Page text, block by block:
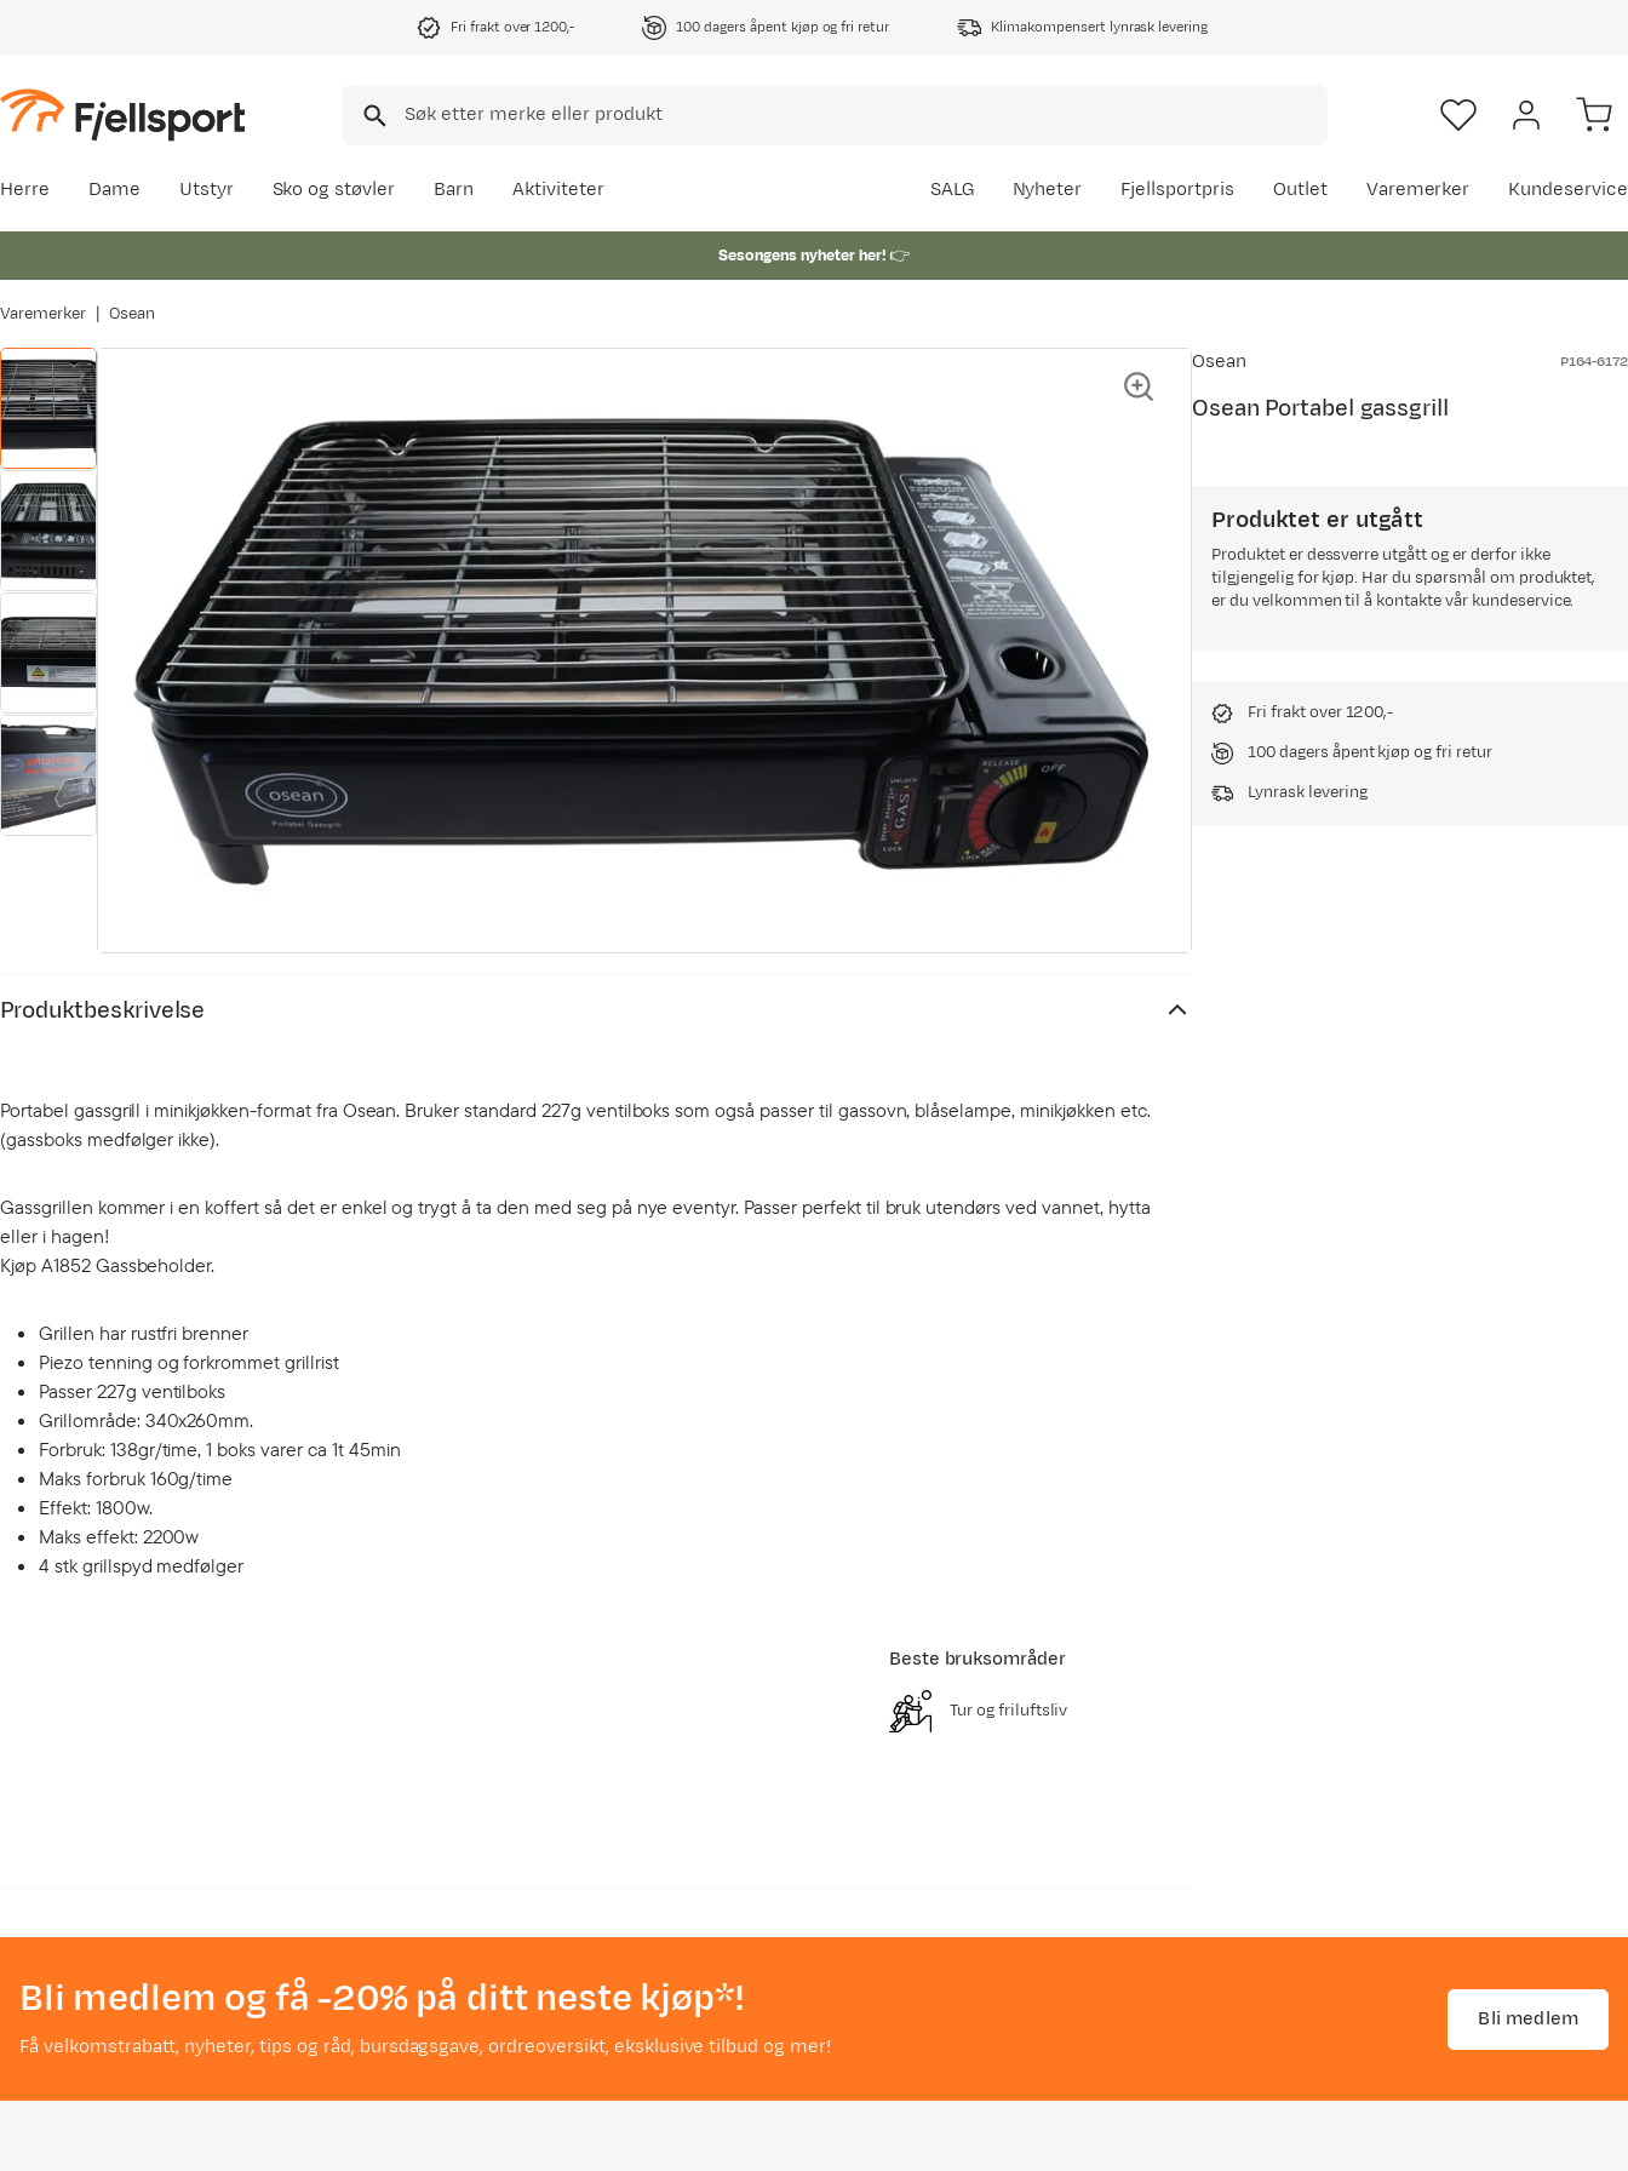
Fri frakt over 1200,- 100 dagers åpent kjøp og fri retur Klimakompensert lynrask levering
Herre Dame Utstyr Sko og støvler Barn Aktiviteter SALG Nyheter Fjellsportpris Outlet Varemerker Kundeservice
Sesongens nyheter her!👉
Varemerker Osean
Produktbeskrivelse
Portabel gassgrill i minikjøkken-format fra Osean. Bruker standard 227g ventilboks som også passer til gassovn, blåselampe, minikjøkken etc.
(gassboks medfølger ikke).
Gassgrillen kommer i en koffert så det er enkel og trygt å ta den med seg på nye eventyr. Passer perfekt til bruk utendørs ved vannet, hytta
eller i hagen!
Kjøp A1852 Gassbeholder.
Grillen har rustfri brenner
Piezo tenning og forkrommet grillrist
Passer 227g ventilboks
Grillområde: 340x260mm.
Forbruk: 138gr/time, 1 boks varer ca 1t 45min
Maks forbruk 160g/time
Effekt: 1800w.
Maks effekt: 2200w
4 stk grillspyd medfølger
Beste bruksområder
Tur og friluftsliv
Osean P164-6172
Osean Portabel gassgrill
Produktet er utgått
Produktet er dessverre utgått og er derfor ikke
tilgjengelig for kjøp. Har du spørsmål om produktet,
er du velkommen til å kontakte vår kundeservice.
Fri frakt over 1200,-
100 dagers åpent kjøp og fri retur
Lynrask levering
Bli medlem og få -20% på ditt neste kjøp*!
Få velkomstrabatt, nyheter, tips og råd, bursdagsgave, ordreoversikt, eksklusive tilbud og mer!
Bli medlem